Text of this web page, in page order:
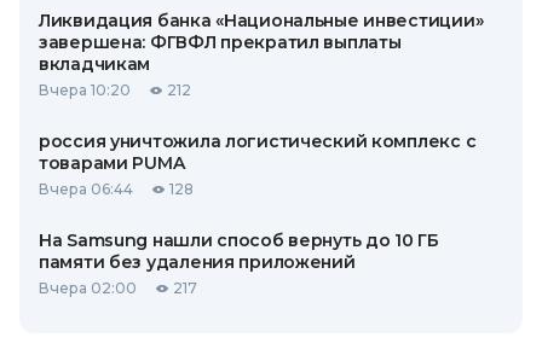
Ликвидация банка «Национальные инвестиции»
завершена: ФГВФЛ прекратил выплаты
вкладчикам
Вчера 10:20 212
россия уничтожила логистический комплекс с
товарами PUMA
Вчера 06:44 128
На Samsung нашли способ вернуть до 10 ГБ
памяти без удаления приложений
Вчера 02:00 217